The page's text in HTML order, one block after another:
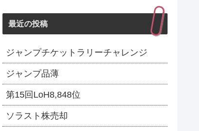
最近の投稿
ジャンプチケットラリーチャレンジ
ジャンプ品薄
第15回LoH8,848位
ソラスト株売却